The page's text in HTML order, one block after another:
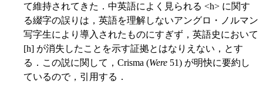
て維持されてきた．中英語によく見られる <h> に関す
る綴字の誤りは，英語を理解しないアングロ・ノルマン
写字生により導入されたものにすぎず，英語史において
[h] が消失したことを示す証拠とはなりえない，とす
る．この説に関して，Crisma (Were 51) が明快に要約し
ているので，引用する．